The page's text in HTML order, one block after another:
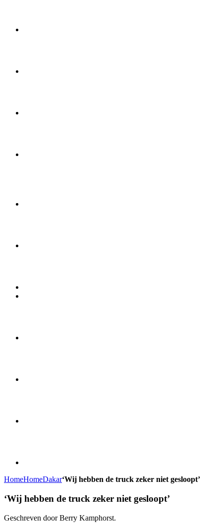
HomeHomeDakar‘Wij hebben de truck zeker niet gesloopt’
‘Wij hebben de truck zeker niet gesloopt’
Geschreven door Berry Kamphorst.